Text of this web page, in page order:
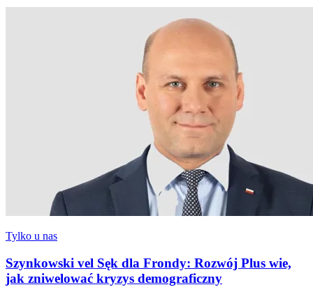
Tylko u nas
Szynkowski vel Sęk dla Frondy: Rozwój Plus wie,
jak zniwelować kryzys demograficzny